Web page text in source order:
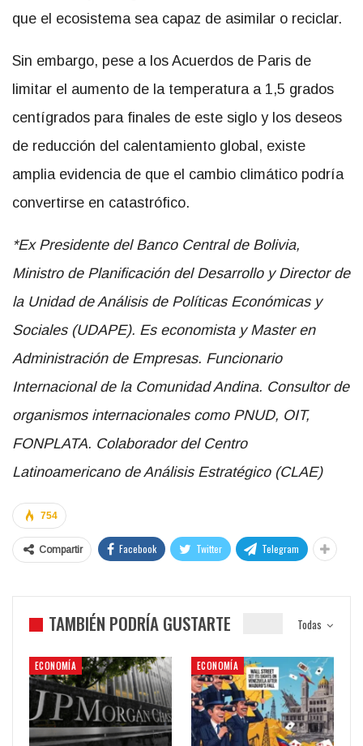
que el ecosistema sea capaz de asimilar o reciclar.
Sin embargo, pese a los Acuerdos de Paris de
limitar el aumento de la temperatura a 1,5 grados
centígrados para finales de este siglo y los deseos
de reducción del calentamiento global, existe
amplia evidencia de que el cambio climático podría
convertirse en catastrófico.
*Ex Presidente del Banco Central de Bolivia,
Ministro de Planificación del Desarrollo y Director de
la Unidad de Análisis de Políticas Económicas y
Sociales (UDAPE). Es economista y Master en
Administración de Empresas. Funcionario
Internacional de la Comunidad Andina. Consultor de
organismos internacionales como PNUD, OIT,
FONPLATA. Colaborador del Centro
Latinoamericano de Análisis Estratégico (CLAE)
754
Compartir Facebook Twitter Telegram
Todas
TAMBIÉN PODRÍA GUSTARTE
ECONOMÍA ECONOMÍA